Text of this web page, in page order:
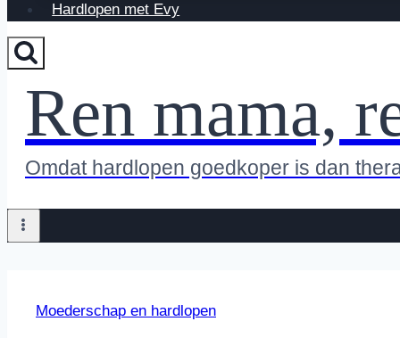
Hardlopen met Evy
Ren mama,
Omdat hardlopen goedkoper is dan
Moederschap en hardlopen